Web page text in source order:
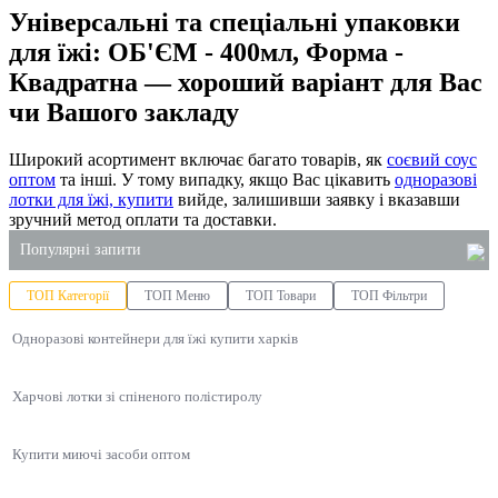
Універсальні та спеціальні упаковки
для їжі: ОБ'ЄМ - 400мл, Форма -
Квадратна — хороший варіант для Вас
чи Вашого закладу
Широкий асортимент включає багато товарів, як соєвий соус
оптом та інші. У тому випадку, якщо Вас цікавить одноразові
лотки для їжі, купити вийде, залишивши заявку і вказавши
зручний метод оплати та доставки.
Популярні запити
засіб для миття посуду 5 літрів ціна
купити паперові пакети в україні
коробка для локшини
купити паперові серветки на стіл
ТОП Категорії ТОП Меню ТОП Товари ТОП Фільтри
Одноразові контейнери для їжі купити харків
Харчові лотки зі спіненого полістиролу
Купити миючі засоби оптом